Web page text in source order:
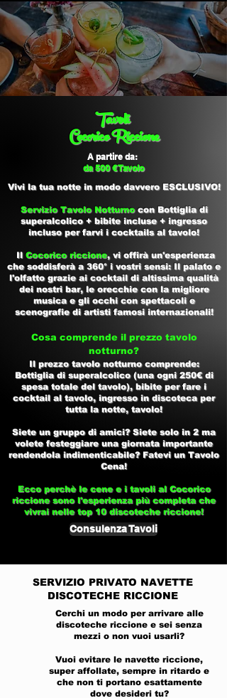
Tavoli
Cocorico Riccione
A partire da:
da 500 € Tavolo
Vivi la tua notte in modo davvero ESCLUSIVO!
Servizio Tavolo Notturnocon Bottiglia di
superalcolico + bibite incluse + ingresso
incluso per farvi i cocktails al tavolo!
Il Cocorico riccione, vi offirà un'esperienza
che soddisferà a 360° i vostri sensi: Il palato e
l'olfatto grazie ai cocktail di altissima qualità
dei nostri bar, le orecchie con la migliore
musica e gli occhi con spettacoli e
scenografie di artisti famosi internazionali!
Cosa comprende il prezzo tavolo
notturno?
Il prezzo tavolo notturno comprende:
Bottiglia di superalcolico (una ogni 250€ di
spesa totale del tavolo), bibite per fare i
cocktail al tavolo, ingresso in discoteca per
tutta la notte, tavolo!
Siete un gruppo di amici? Siete solo in 2 ma
volete festeggiare una giornata importante
rendendola indimenticabile? Fatevi un Tavolo
Cena!
Ecco perchè le cene e i tavoli al Cocorico
riccionesono l'esperienza più completa che
vivrai nelle top 10 discoteche riccione!
Consulenza Tavoli
SERVIZIO PRIVATO NAVETTE
DISCOTECHE RICCIONE
Cerchi un modo per arrivare alle
discoteche riccione e sei senza
mezzi o non vuoi usarli?
Vuoi evitare le navette riccione,
super affollate, sempre in ritardo e
che non ti portano esattamente
dove desideri tu?